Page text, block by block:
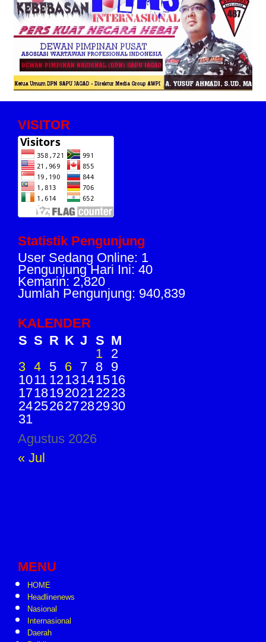
VISITOR
Statistik Pengunjung
User Sedang Online: 1
Pengunjung Hari Ini: 40
Kemarin: 2,820
Jumlah Pengunjung: 940,839
KALENDER
Agustus 2026
S S R K J S M
1 2
3 4 5 6 7 8 9
1011 1213141516
17181920212223
24252627282930
31
« Jul
MENU
HOME
Headlinenews
Nasional
Internasional
Daerah